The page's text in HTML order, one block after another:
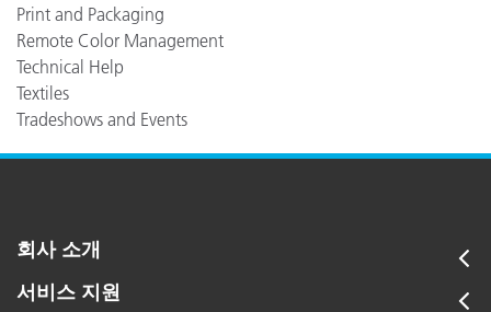
Print and Packaging
Remote Color Management
Technical Help
Textiles
Tradeshows and Events
회사 소개
서비스 지원